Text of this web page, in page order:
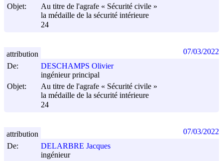
Objet:
Au titre de l'agrafe « Sécurité civile »
la médaille de la sécurité intérieure
24
De:
DESCHAMPS Olivier
ingénieur principal
Objet:
Au titre de l'agrafe « Sécurité civile »
la médaille de la sécurité intérieure
24
attribution 07/03/2022
De:
DELARBRE Jacques
ingénieur
attribution 07/03/2022